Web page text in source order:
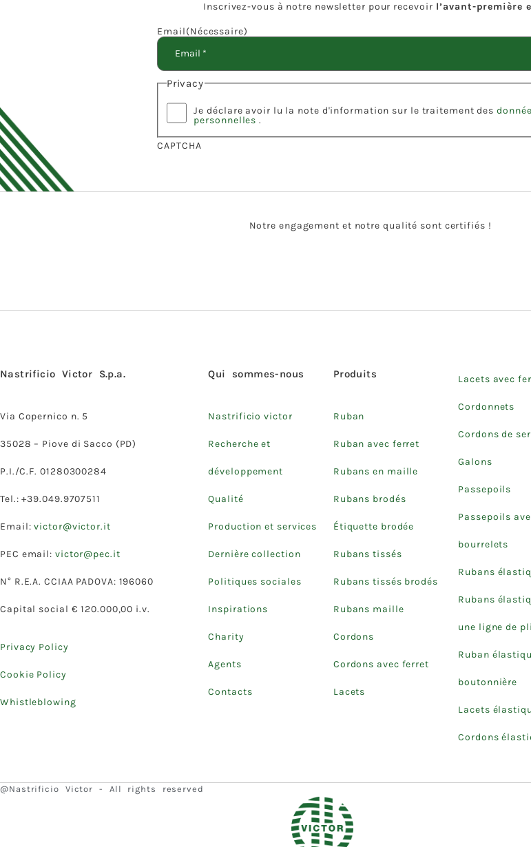
Inscrivez-vous à notre newsletter pour recevoir l’avant-première
Email(Nécessaire)
Privacy
Je déclare avoir lu la note d'information sur le traitement des
personnelles.
CAPTCHA
Notre engagement et notre qualité sont certifiés !
Nastrificio Victor S.p.a.
Via Copernico n. 5
35028 – Piove di Sacco (PD)
P.I./C.F. 01280300284
Tel.: +39.049.9707511
Email:victor@victor.it
PEC email: victor@pec.it
N° R.E.A. CCIAA PADOVA: 196060
Capital social € 120.000,00 i.v.
Privacy Policy
Cookie Policy
Whistleblowing
Qui sommes-nous
Nastrificio victor
Recherche et
développement
Qualité
Production et services
Dernière collection
Politiques sociales
Inspirations
Charity
Agents
Contacts
Produits
Ruban
Ruban avec ferret
Rubans en maille
Rubans brodés
Étiquette brodée
Rubans tissés
Rubans tissés brodés
Rubans maille
Cordons
Cordons avec ferret
Lacets
Lacets avec
Cordonnets
Cordons de
Galons
Passepoils
Passepoils
bourrelets
Rubans
Rubans
une ligne de
Ruban
boutonnière
Lacets
Cordons
@Nastrificio Victor - All rights reserved